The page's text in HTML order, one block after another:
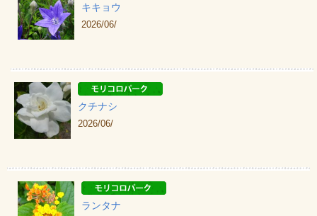
キキョウ
2026/06/
クチナシ
2026/06/
ランタナ